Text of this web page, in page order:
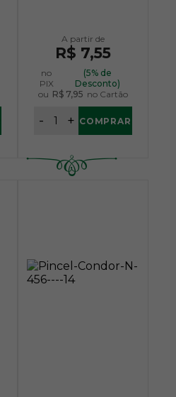
R$ 7,55
no
PIX
(5% de
Desconto)
ou R$ 7,95 no Cartão
+
- COMPRAR